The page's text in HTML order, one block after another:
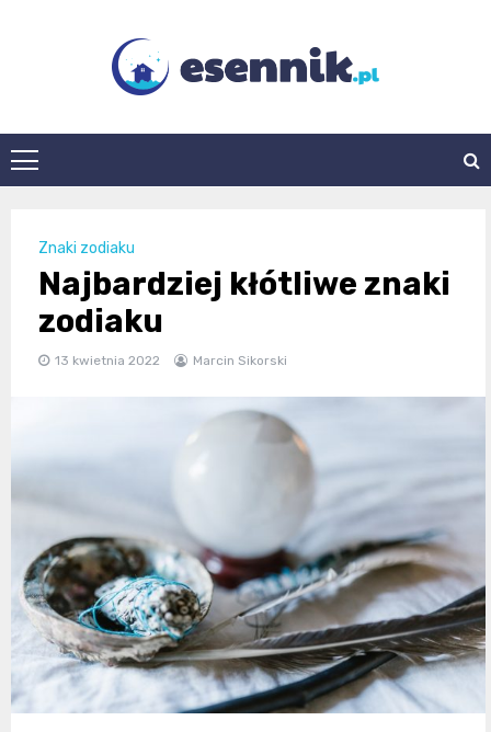
esennik.pl
Znaki zodiaku
Najbardziej kłótliwe znaki
zodiaku
13 kwietnia 2022 Marcin Sikorski